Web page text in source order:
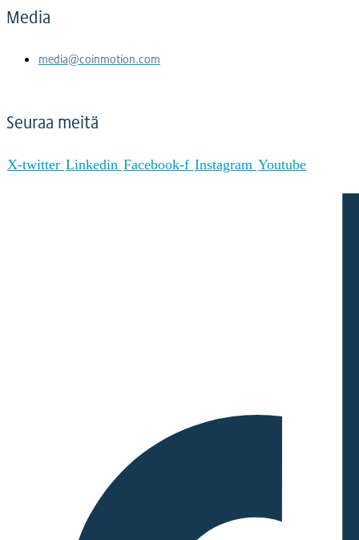
Media
media@coinmotion.com
Seuraa meitä
X-twitter Linkedin Facebook-f Instagram Youtube